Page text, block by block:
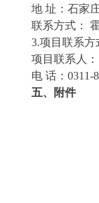
地 址：石家
联系方式 ：
3.项目联系方
项目联系人
：
电 话 ： 0311-
五、附件